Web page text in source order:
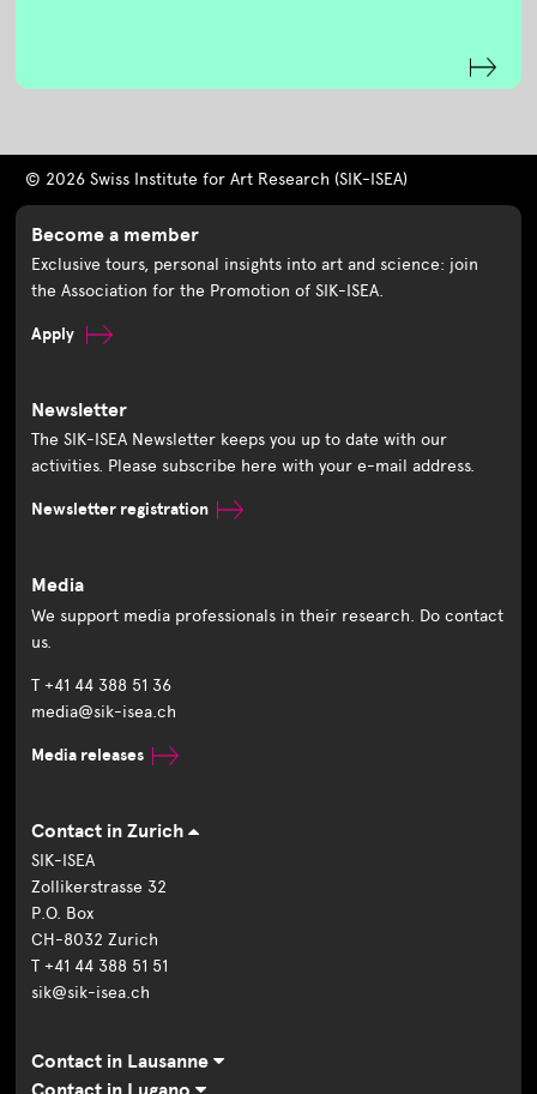
© 2026 Swiss Institute for Art Research (SIK-ISEA)
Become a member
Exclusive tours, personal insights into art and science: join
the Association for the Promotion of SIK-ISEA.
Apply
Newsletter
The SIK-ISEA Newsletter keeps you up to date with our
activities. Please subscribe here with your e-mail address.
Newsletter registration
Media
We support media professionals in their research. Do contact
us.
T +41 44 388 51 36
media@sik-isea.ch
Media releases
Contact in Zurich
SIK-ISEA
Zollikerstrasse 32
P.O. Box
CH-8032 Zurich
T +41 44 388 51 51
sik@sik-isea.ch
Contact in Lausanne